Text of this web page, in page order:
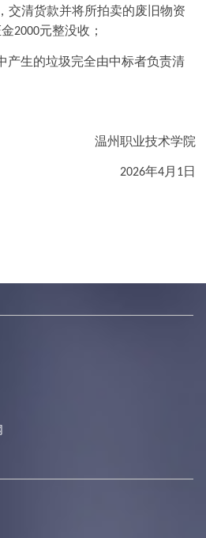
交清货款并将所拍卖的废旧物资
2000元整没收；
产生的垃圾完全由中标者负责清
温州职业技术学院
2026年4月 1 日